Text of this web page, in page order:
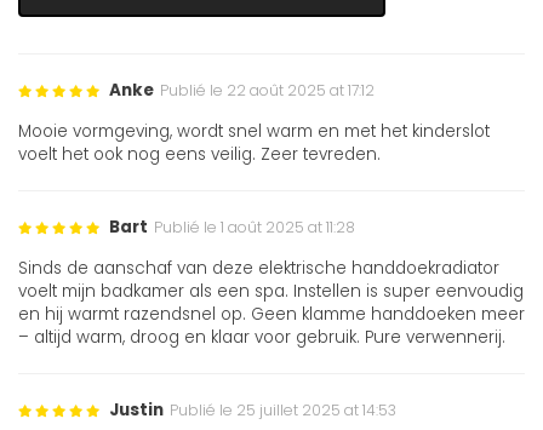
Anke Publié le 22 août 2025 at 17:12
Mooie vormgeving, wordt snel warm en met het kinderslot
voelt het ook nog eens veilig. Zeer tevreden.
Bart Publié le 1 août 2025 at 11:28
Sinds de aanschaf van deze elektrische handdoekradiator
voelt mijn badkamer als een spa. Instellen is super eenvoudig
en hij warmt razendsnel op. Geen klamme handdoeken meer
– altijd warm, droog en klaar voor gebruik. Pure verwennerij.
Justin Publié le 25 juillet 2025 at 14:53